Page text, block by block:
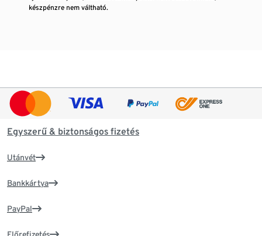
készpénzre nem váltható.
Egyszerű & biztonságos fizetés
Utánvét
Bankkártya
PayPal